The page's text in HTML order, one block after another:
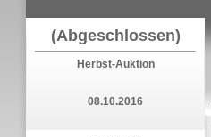
(Abgeschlossen)
Herbst-Auktion
08.10.2016